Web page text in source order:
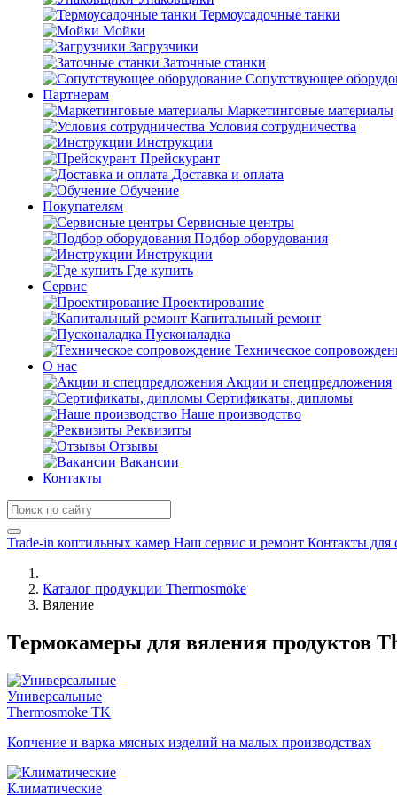
Термоусадочные танки
Мойки
Загрузчики
Заточные станки
Сопутствующее
Партнерам
Маркетинговые материалы
Условия сотрудничества
Инструкции
Прейскурант
Доставка и оплата
Обучение
Покупателям
Сервисные центры
Подбор оборудования
Инструкции
Где купить
Сервис
Проектирование
Капитальный ремонт
Пусконаладка
Техническое
О нас
Акции и спецпредложения
Сертификаты, дипломы
Наше производство
Реквизиты
Отзывы
Вакансии
Контакты
Trade-in коптильных камер Наш сервис и ремонт Контакты для
Каталог продукции Thermosmoke
Вяление
Термокамеры для вяления продуктов
Универсальные
Thermosmoke TK
Копчение и варка мясных изделий на малых производствах
Климатические